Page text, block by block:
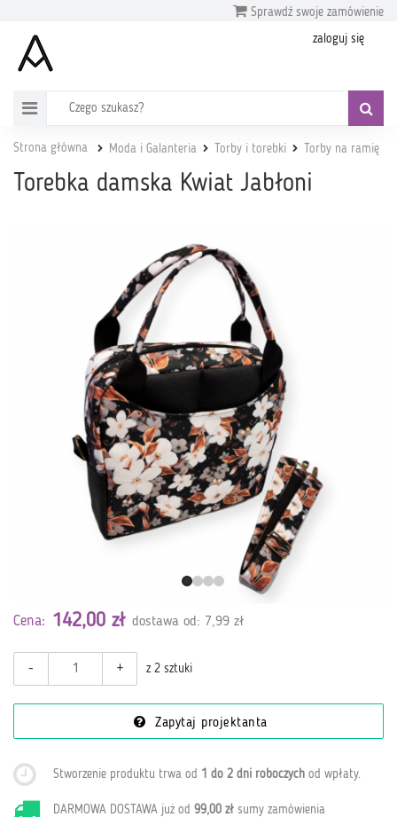
Sprawdź swoje zamówienie
zaloguj się
Strona główna Moda i Galanteria Torby i torebki Torby na ramię
Torebka damska Kwiat Jabłoni
Cena: 142,00 zł dostawa od: 7,99 zł
- + z 2 sztuki
Zapytaj projektanta
Stworzenie produktu trwa od 1 do 2 dni roboczych od wpłaty.
DARMOWA DOSTAWA już od99,00 zł sumy zamówienia